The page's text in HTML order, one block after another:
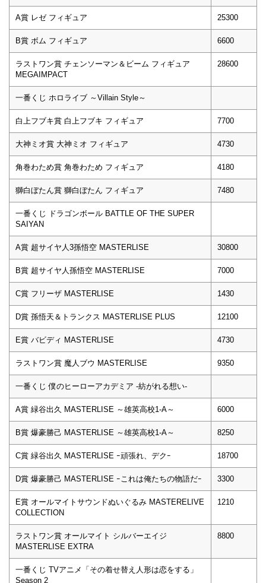
A賞 レゼ フィギュア 25300
B賞 ボム フィギュア 6600
ラストワン賞 チェンソーマン＆ビーム フィギュア
MEGAIMPACT
28600
一番くじ ホロライブ ～Villain Style～
白上フブキ賞 白上フブキ フィギュア 7700
大神ミオ賞 大神ミオ フィギュア 4730
角巻わため賞 角巻わため フィギュア 4180
獅白ぼたん賞 獅白ぼたん フィギュア 7480
一番くじ ドラゴンボール BATTLE OF THE SUPER
SAIYAN
A賞 超サイヤ人3孫悟空 MASTERLISE 30800
B賞 超サイヤ人孫悟空 MASTERLISE 7000
C賞 フリーザ MASTERLISE 1430
D賞 孫悟天＆トランクス MASTERLISE PLUS 12100
E賞 バビディ MASTERLISE 4730
ラストワン賞 魔人ブウ MASTERLISE 9350
一番くじ 僕のヒーローアカデミア -紡がれる想い-
A賞 緑谷出久 MASTERLISE ～雄英高校1-A～ 6000
B賞 爆豪勝己 MASTERLISE ～雄英高校1-A～ 8250
C賞 緑谷出久 MASTERLISE ｰ頑張れ、デクｰ 18700
D賞 爆豪勝己 MASTERLISE ｰこれは俺たちの物語だｰ 3300
E賞 オールマイトサウンドぬいぐるみ MASTERELIVE
COLLECTION
1210
ラストワン賞 オールマイト シルバーエイジ
MASTERLISE EXTRA
8800
一番くじ TVアニメ「その着せ替え人形は恋をする」
Season 2